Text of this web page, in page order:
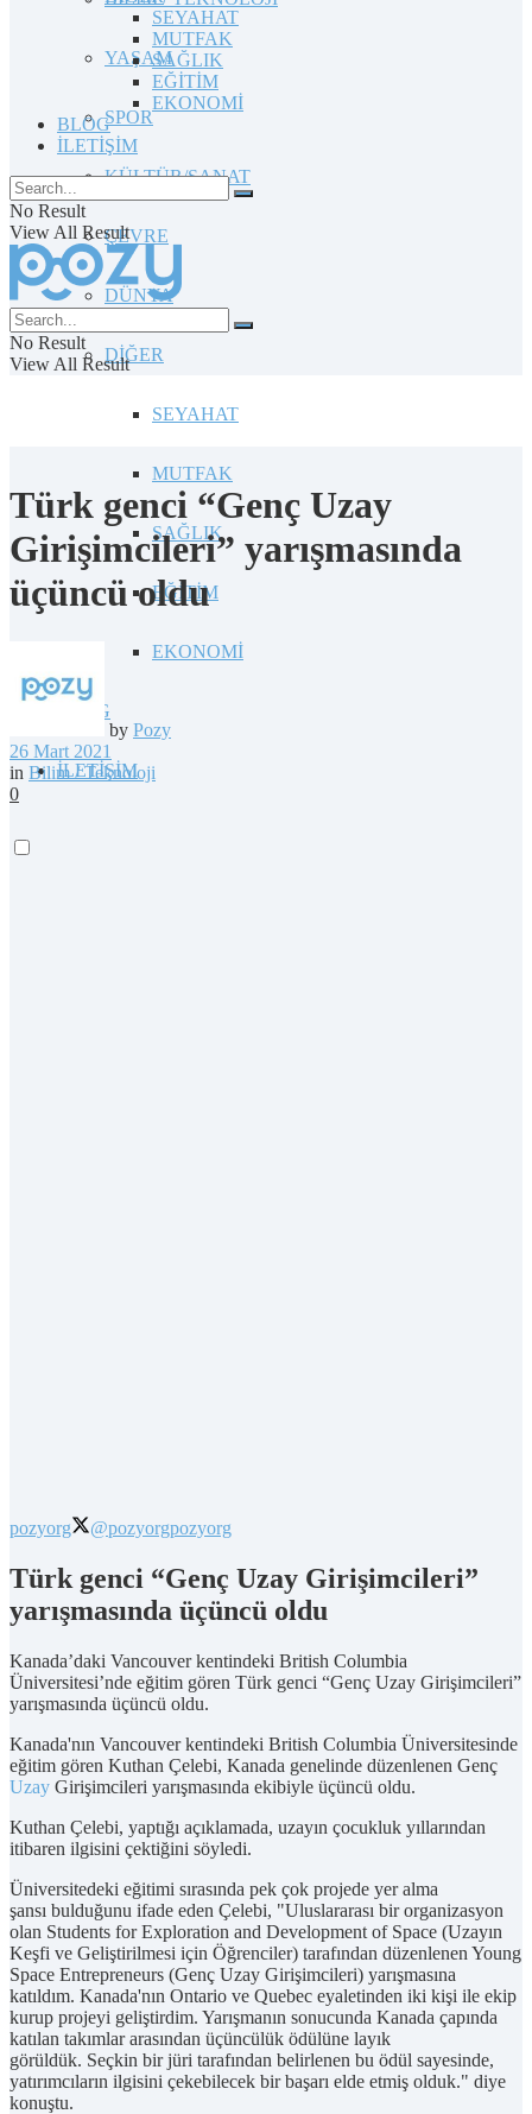
YAŞAM
SPOR
KÜLTÜR/SANAT
ÇEVRE
DÜNYA
DİĞER
SEYAHAT
MUTFAK
SAĞLIK
EĞİTİM
EKONOMİ
BLOG
İLETİŞİM
SEYAHAT
MUTFAK
SAĞLIK
EĞİTİM
EKONOMİ
BLOG
İLETİŞİM
No Result
View All Result
No Result
View All Result
Türk genci “Genç Uzay
Girişimcileri” yarışmasında
üçüncü oldu
by Pozy
26 Mart 2021
in Bilim / Teknoloji
0
pozyorg @pozyorgpozyorg
Türk genci “Genç Uzay Girişimcileri”
yarışmasında üçüncü oldu
Kanada’daki Vancouver kentindeki British Columbia
Üniversitesi’nde eğitim gören Türk genci “Genç Uzay Girişimcileri”
yarışmasında üçüncü oldu.
Kanada'nın Vancouver kentindeki British Columbia Üniversitesinde
eğitim gören Kuthan Çelebi, Kanada genelinde düzenlenen Genç
Uzay Girişimcileri yarışmasında ekibiyle üçüncü oldu.
Kuthan Çelebi, yaptığı açıklamada, uzayın çocukluk yıllarından
itibaren ilgisini çektiğini söyledi.
Üniversitedeki eğitimi sırasında pek çok projede yer alma
şansı bulduğunu ifade eden Çelebi, "Uluslararası bir organizasyon
olan Students for Exploration and Development of Space (Uzayın
Keşfi ve Geliştirilmesi için Öğrenciler) tarafından düzenlenen Young
Space Entrepreneurs (Genç Uzay Girişimcileri) yarışmasına
katıldım. Kanada'nın Ontario ve Quebec eyaletinden iki kişi ile ekip
kurup projeyi geliştirdim. Yarışmanın sonucunda Kanada çapında
katılan takımlar arasından üçüncülük ödülüne layık
görüldük. Seçkin bir jüri tarafından belirlenen bu ödül sayesinde,
yatırımcıların ilgisini çekebilecek bir başarı elde etmiş olduk." diye
konuştu.